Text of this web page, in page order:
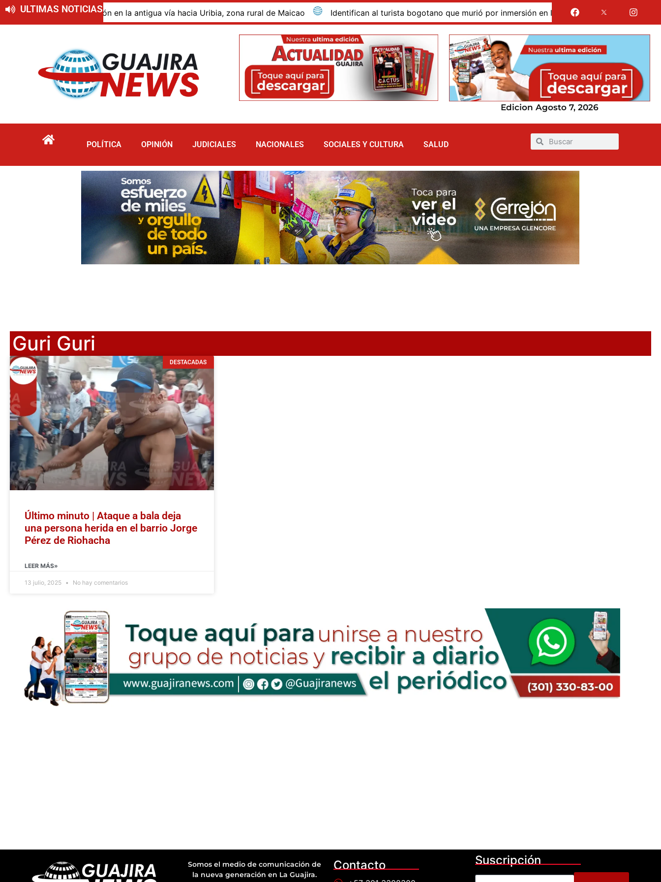
ULTIMAS NOTICIAS
de descomposición en la antigua vía hacia Uribia, zona rural de Maicao Identifican al turista bogotano que murió por inmersión en las dunas de Taroa; su cuerpo
Edicion Agosto 7, 2026
POLÍTICA OPINIÓN JUDICIALES NACIONALES SOCIALES Y CULTURA SALUD
Guri Guri
DESTACADAS
Último minuto | Ataque a bala deja
una persona herida en el barrio Jorge
Pérez de Riohacha
LEER MÁS»
13 julio, 2025 No hay comentarios
Somos el medio de comunicación de
la nueva generación en La Guajira.
Contacto Suscripción